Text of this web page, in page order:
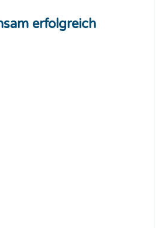
erfolgreich